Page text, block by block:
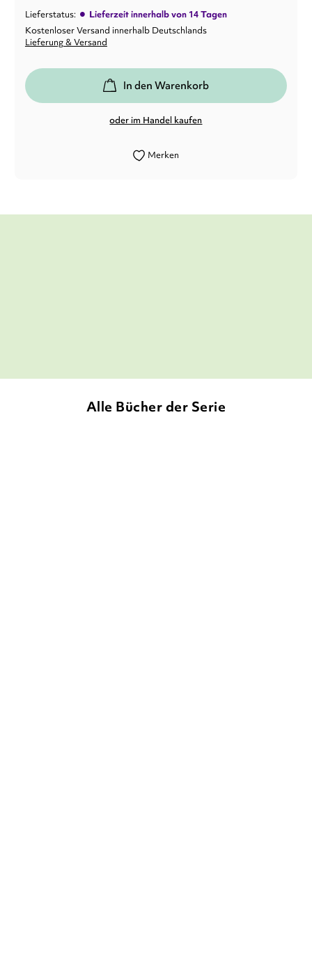
Lieferstatus: • Lieferzeit innerhalb von 14 Tagen
Kostenloser Versand innerhalb Deutschlands
Lieferung & Versand
In den Warenkorb
oder im Handel kaufen
Merken
Alle Bücher der Serie